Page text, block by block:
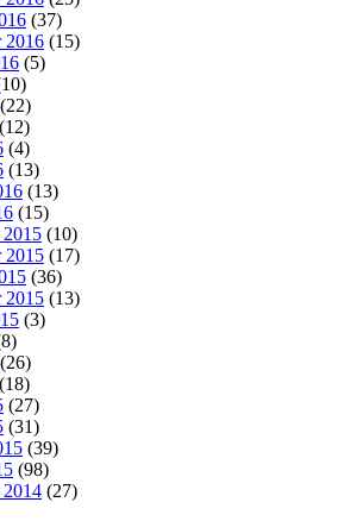
(37)
2016 (15)
(5)
(22)
(12)
(4)
(13)
(13)
(15)
2015 (10)
2015 (17)
(36)
2015 (13)
(3)
(26)
(18)
(27)
(31)
(39)
(98)
2014 (27)